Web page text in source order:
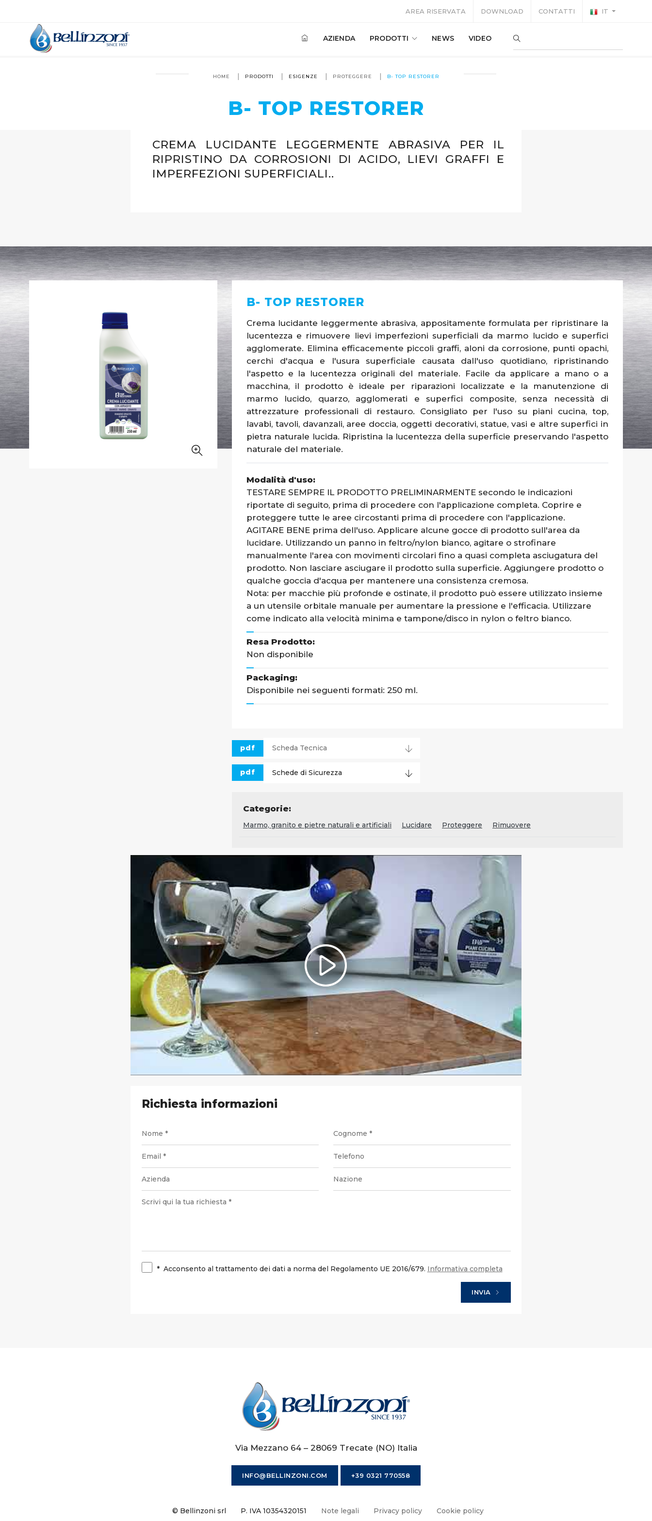
AREA RISERVATA DOWNLOAD CONTATTI IT
AZIENDA PRODOTTI NEWS VIDEO
HOME PRODOTTI ESIGENZE PROTEGGERE B- TOP RESTORER
B- TOP RESTORER
CREMA LUCIDANTE LEGGERMENTE ABRASIVA PER IL
RIPRISTINO DA CORROSIONI DI ACIDO, LIEVI GRAFFI E
IMPERFEZIONI SUPERFICIALI..
B- TOP RESTORER
Crema lucidante leggermente abrasiva, appositamente formulata per ripristinare la
lucentezza e rimuovere lievi imperfezioni superficiali da marmo lucido e superfici
agglomerate. Elimina efficacemente piccoli graffi, aloni da corrosione, punti opachi,
cerchi d'acqua e l'usura superficiale causata dall'uso quotidiano, ripristinando
l'aspetto e la lucentezza originali del materiale. Facile da applicare a mano o a
macchina, il prodotto è ideale per riparazioni localizzate e la manutenzione di
marmo lucido, quarzo, agglomerati e superfici composite, senza necessità di
attrezzature professionali di restauro. Consigliato per l'uso su piani cucina, top,
lavabi, tavoli, davanzali, aree doccia, oggetti decorativi, statue, vasi e altre superfici in
pietra naturale lucida. Ripristina la lucentezza della superficie preservando l'aspetto
naturale del materiale.
Modalità d'uso:
TESTARE SEMPRE IL PRODOTTO PRELIMINARMENTE secondo le indicazioni
riportate di seguito, prima di procedere con l'applicazione completa. Coprire e
proteggere tutte le aree circostanti prima di procedere con l'applicazione.
AGITARE BENE prima dell'uso. Applicare alcune gocce di prodotto sull'area da
lucidare. Utilizzando un panno in feltro/nylon bianco, agitare o strofinare
manualmente l'area con movimenti circolari fino a quasi completa asciugatura del
prodotto. Non lasciare asciugare il prodotto sulla superficie. Aggiungere prodotto o
qualche goccia d'acqua per mantenere una consistenza cremosa.
Nota: per macchie più profonde e ostinate, il prodotto può essere utilizzato insieme
a un utensile orbitale manuale per aumentare la pressione e l'efficacia. Utilizzare
come indicato alla velocità minima e tampone/disco in nylon o feltro bianco.
Resa Prodotto:
Non disponibile
Packaging:
Disponibile nei seguenti formati: 250 ml.
pdf Scheda Tecnica
pdf Schede di Sicurezza
Categorie:
Marmo, granito e pietre naturali e artificiali Lucidare Proteggere Rimuovere
Richiesta informazioni
* Acconsento al trattamento dei dati a norma del Regolamento UE 2016/679. Informativa completa
INVIA
Via Mezzano 64 – 28069 Trecate (NO) Italia
INFO@BELLINZONI.COM +39 0321 770558
© Bellinzoni srl P. IVA 10354320151 Note legali Privacy policy Cookie policy